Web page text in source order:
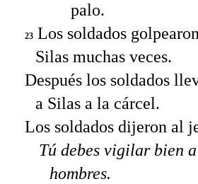
palo.
23 Los soldados
Silas muchas veces.
Después los soldados
a Silas a la cárcel.
Los soldados dijeron al
Tú debes vigilar bien
hombres.